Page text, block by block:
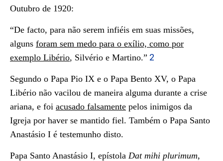
Outubro de 1920:
“De facto, para não serem infiéis em suas missões,
alguns foram sem medo para o exílio, como por
exemplo Libério, Silvério e Martino.” 2
Segundo o Papa Pio IX e o Papa Bento XV, o Papa
Libério não vacilou de maneira alguma durante a crise
ariana, e foi acusado falsamente pelos inimigos da
Igreja por haver se mantido fiel. Também o Papa Santo
Anastásio I é testemunho disto.
Papa Santo Anastásio I, epístola Dat mihi plurimum,